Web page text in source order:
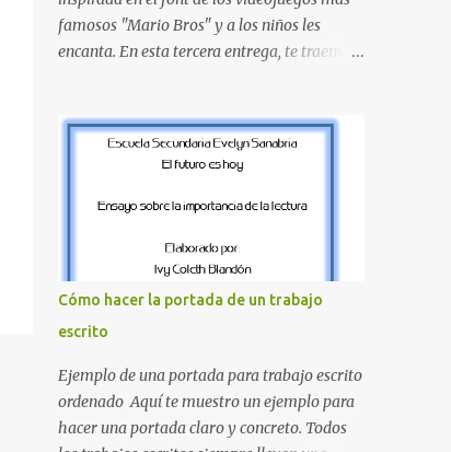
amarillo clásicos de los elementos del juego.
Contenido Actual: La imagen muestra la
divertido que define a toda la colección.
Primera parte del juego de letras in...
famosos "Mario Bros" y a los niños les
encanta. En esta tercera entrega, te traemos
que hemos incluido la letra Ñ , esencial para
todos nuestros proyectos en español. Bloque
la Q ¿Qué incluye este bloque de letras? En
imágenes individuales en alta resolución de
las siguientes letras: Letras vibrantes : La J y
la M en el clásico rojo de la gorra de Mario.
Tonos azules : La K y la Ñ , que destacan por
su diseño limpio y audaz. Colores
secundarios : La L y la Q en amarillo
brillante, junto con la N y la P en un verde
inspirado en los niveles de los juegos.
Cómo hacer la portada de un trabajo
escrito
Ejemplo de una portada para trabajo escrito
ordenado Aquí te muestro un ejemplo para
hacer una portada claro y concreto. Todos